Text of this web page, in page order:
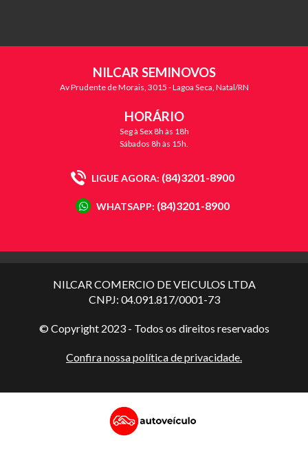
NILCAR SEMINOVOS
Av Prudente de Morais, 3015 - Lagoa Seca, Natal/RN
HORÁRIO
Seg à Sex 8h às 18h
Sábados 8h às 15h.
LIGUE AGORA: (84)3201-8900
WHATSAPP: (84)3201-8900
NILCAR COMERCIO DE VEICULOS LTDA
CNPJ: 04.091.817/0001-73
© Copyright 2023 - Todos os direitos reservados
Confira nossa política de privacidade.